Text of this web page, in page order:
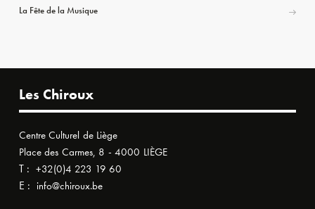
La Fête de la Musique
Les Chiroux
Centre Culturel de Liège
Place des Carmes, 8 - 4000 LIÈGE
T : +32(0)4 223 19 60
E : info@chiroux.be